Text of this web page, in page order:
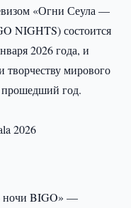
«Огни Сеула —
NIGHTS) состоится
2026 года, и
творчеству мирового
прошедший год.
ночи BIGO» —